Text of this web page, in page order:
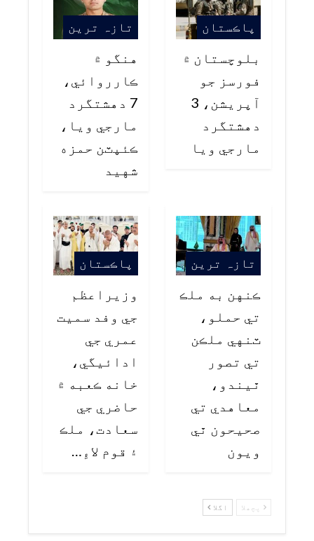
پاڪستان
بلوچستان ۾
فورسز جو
آپريشن، 3
دهشتگرد
مارجي ويا
تازہ ترین
هنگو ۾
ڪارروائي،
7 دهشتگرد
مارجي ويا،
ڪئپٽن حمزه
شهيد
تازہ ترین
ڪنهن به ملڪ
تي حملو،
ٽنهي ملڪن
تي تصور
ٿيندو،
معاهدي تي
صحيحون ٿي
ويون
پاڪستان
وزيراعظم
جي وفد سميت
عمري جي
ادائيگي،
خانه ڪعبه ۾
حاضري جي
سعادت، ملڪ
۽ قوم لاءِ…
پچھلا اگلا